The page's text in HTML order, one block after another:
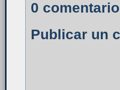
0
Publicar un